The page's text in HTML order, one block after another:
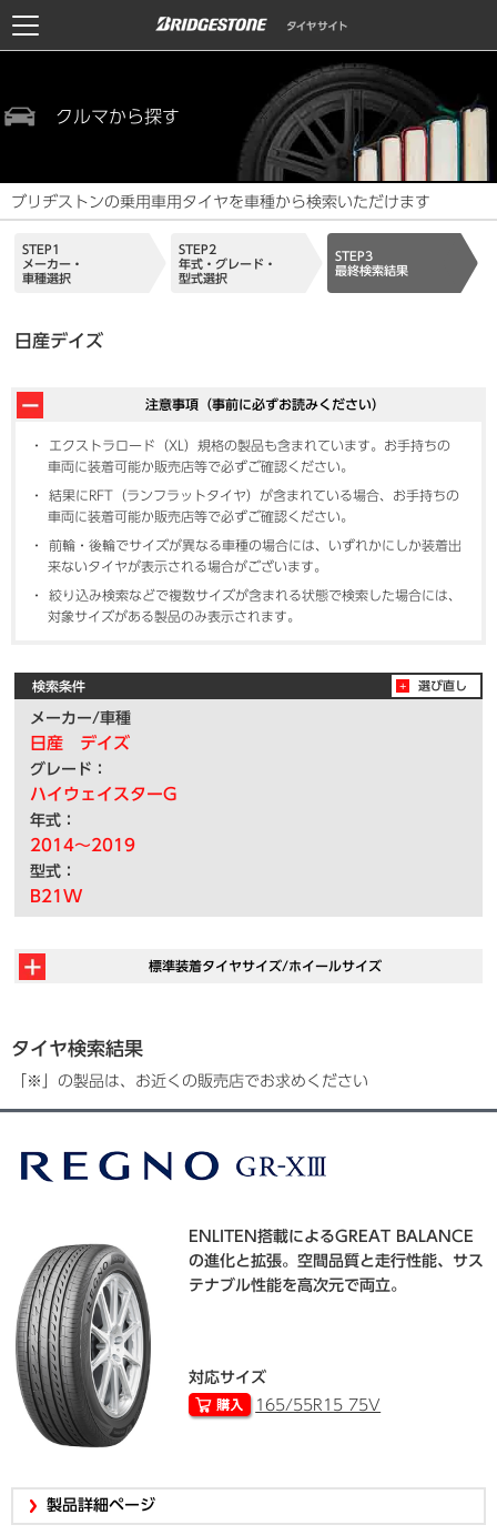
クルマから探す
ブリヂストンの乗用車用タイヤを車種から検索いただけます
STEP1
メーカー・
車種選択
STEP2
年式・グレード・
型式選択
STEP3
最終検索結果
日産デイズ
注意事項（事前に必ずお読みください）
エクストラロード（XL）規格の製品も含まれています。お手持ちの
車両に装着可能か販売店等で必ずご確認ください。
結果にRFT（ランフラットタイヤ）が含まれている場合、お手持ちの
車両に装着可能か販売店等で必ずご確認ください。
前輪・後輪でサイズが異なる車種の場合には、いずれかにしか装着出
来ないタイヤが表示される場合がございます。
絞り込み検索などで複数サイズが含まれる状態で検索した場合には、
対象サイズがある製品のみ表示されます。
検索条件
メーカー/車種
日産 デイズ
グレード：
ハイウェイスターG
年式：
2014～2019
型式：
B21W
選び直し
標準装着タイヤサイズ/ホイールサイズ
タイヤ検索結果
「※」の製品は、お近くの販売店でお求めください
ENLITEN搭載によるGREAT BALANCE
の進化と拡張。空間品質と走行性能、サス
テナブル性能を高次元で両立。
対応サイズ
165/55R15 75V
製品詳細ページ